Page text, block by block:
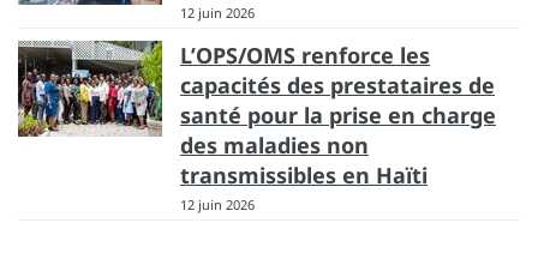
12 juin 2026
L’OPS/OMS renforce les
capacités des prestataires de
santé pour la prise en charge
des maladies non
transmissibles en Haïti
12 juin 2026